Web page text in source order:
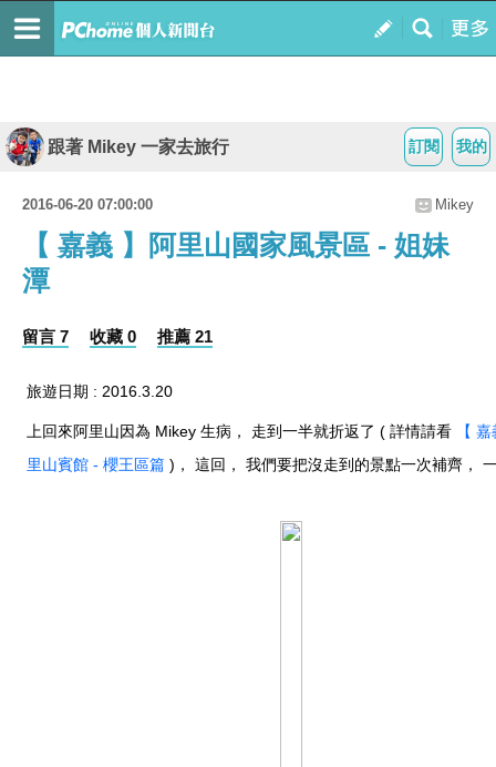
我的
訂閱
跟著 Mikey 一家去旅行
2016-06-20 07:00:00 Mikey
【 嘉義 】阿里山國家風景區 - 姐妹
潭
留言 7 收藏 0 推薦 21
旅遊日期 : 2016.3.20
上回來阿里山因為 Mikey 生病， 走到一半就折返了 ( 詳情請看
【
里山賓館 - 櫻王區篇 )， 這回， 我們要把沒走到的景點一次補齊，